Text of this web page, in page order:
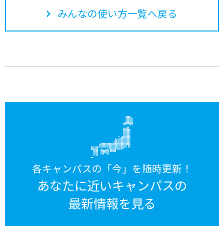
みんなの使い方一覧へ戻る
各キャンパスの「今」を随時更新！
あなたに近いキャンパスの
最新情報を見る